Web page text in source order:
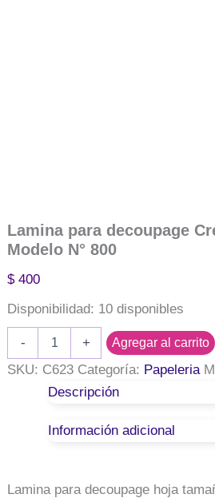
Lamina para decoupage
Modelo N° 800
$400
Disponibilidad: 10 disponibles
-
decoupage
+ Agregar al carrito
SKU: C623 Categoría: Papeleria
Descripción
Información adicional
Lamina para decoupage hoja